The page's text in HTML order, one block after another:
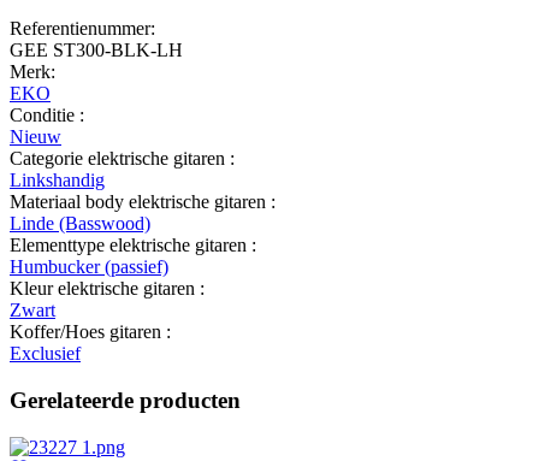
Referentienummer:
GEE ST300-BLK-LH
Merk:
EKO
Conditie :
Nieuw
Categorie elektrische gitaren :
Linkshandig
Materiaal body elektrische gitaren :
Linde (Basswood)
Elementtype elektrische gitaren :
Humbucker (passief)
Kleur elektrische gitaren :
Zwart
Koffer/Hoes gitaren :
Exclusief
Gerelateerde producten